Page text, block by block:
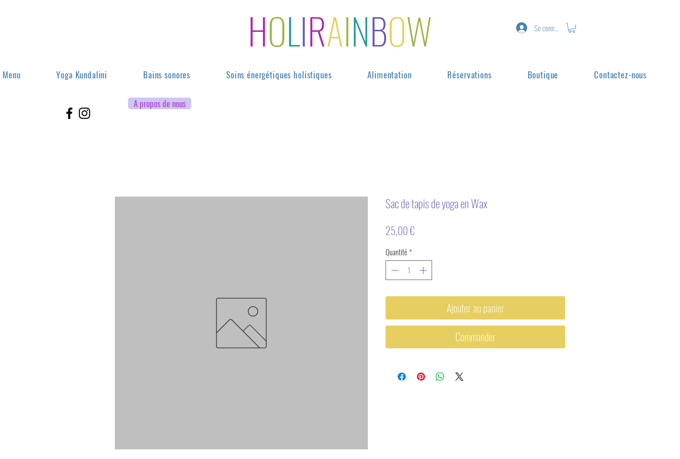
Se connecter
HOLIRAINBOW
Menu Yoga Kundalini Bains sonores Soins énergétiques holistiques Alimentation Réservations Boutique Contactez-nous
A propos de nous
Sac de tapis de yoga en Wax
25,00 €
Quantité *
Ajouter au panier
Commander